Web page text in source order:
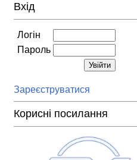
Вхід
Логін
Пароль
Зареєструватися
Корисні посилання